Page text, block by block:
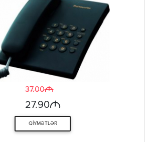
37.00M
27.90M
QIYMƏTLƏR